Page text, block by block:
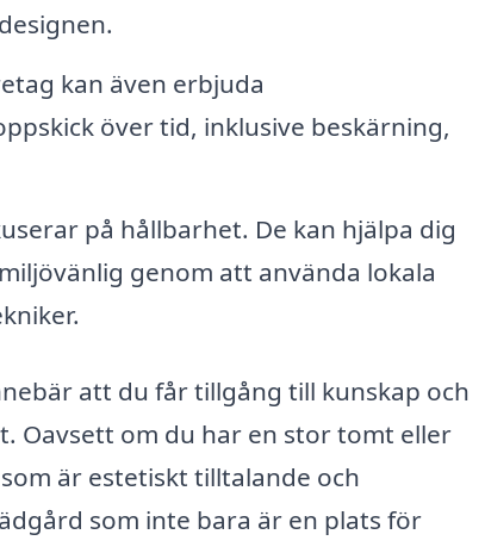
kan även erbjuda
över tid, inklusive beskärning,
på hållbarhet. De kan hjälpa dig
genom att använda lokala
att du får tillgång till kunskap och
Oavsett om du har en stor tomt eller
är estetiskt tilltalande och
som inte bara är en plats för